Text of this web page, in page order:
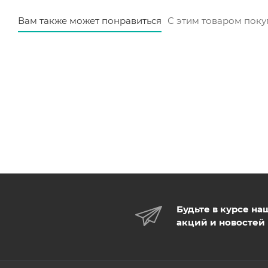
Вам также может понравиться С этим товаром
Будьте в курсе
акций и новостей